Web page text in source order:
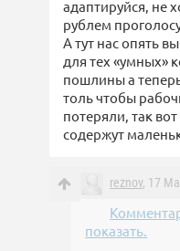
адаптируйся, не
рублем
А тут нас опять
для тех «умных»
пошлины а
толь чтобы
потеряли, так
содержут
reznov, 17
показать.